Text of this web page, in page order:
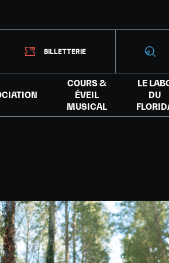
BILLETTERIE
COURS &
ÉVEIL
MUSICAL
LE
DU